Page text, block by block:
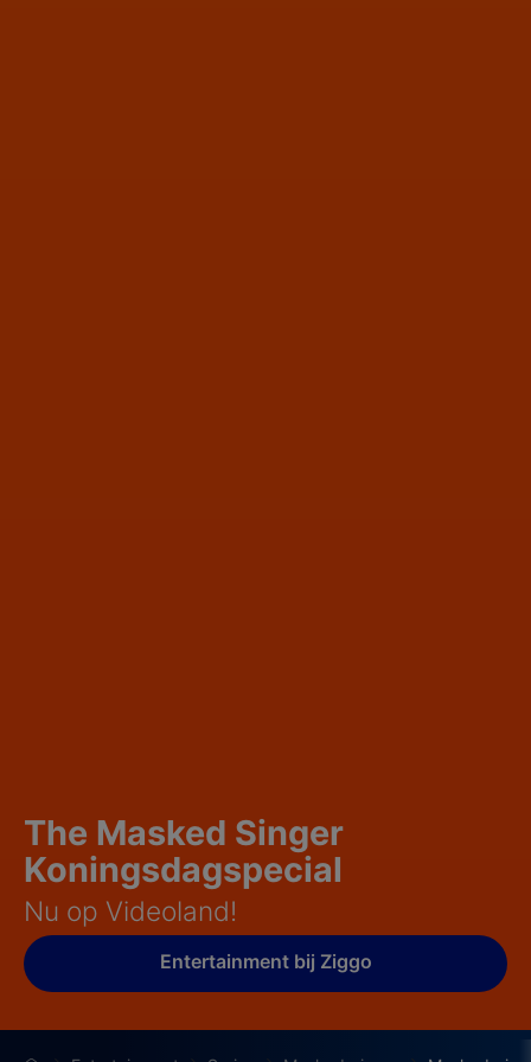
The Masked Singer
Koningsdagspecial
Nu op Videoland!
Entertainment bij Ziggo